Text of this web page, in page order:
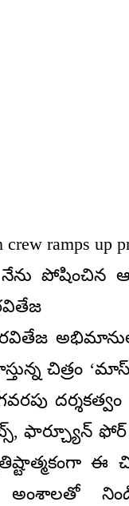
crew ramps up
పోషించిన
చిత్రం
ఫార్చ్యూన్
ఈ